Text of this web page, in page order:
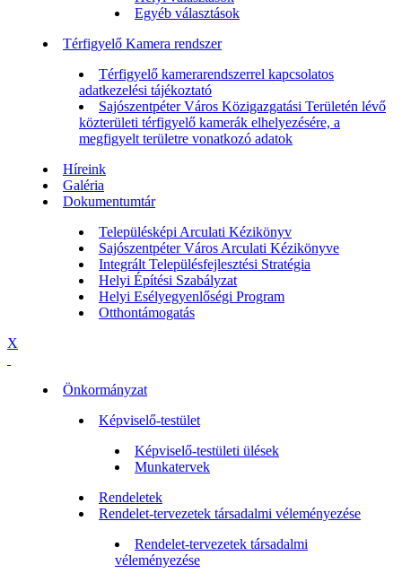
Egyéb választások
Térfigyelő Kamera rendszer
Térfigyelő kamerarendszerrel kapcsolatos
adatkezelési tájékoztató
Sajószentpéter Város Közigazgatási Területén lévő
közterületi térfigyelő kamerák elhelyezésére, a
megfigyelt területre vonatkozó adatok
Híreink
Galéria
Dokumentumtár
Településképi Arculati Kézikönyv
Sajószentpéter Város Arculati Kézikönyve
Integrált Településfejlesztési Stratégia
Helyi Építési Szabályzat
Helyi Esélyegyenlőségi Program
Otthontámogatás
X
Önkormányzat
Képviselő-testület
Képviselő-testületi ülések
Munkatervek
Rendeletek
Rendelet-tervezetek társadalmi véleményezése
Rendelet-tervezetek társadalmi
véleményezése